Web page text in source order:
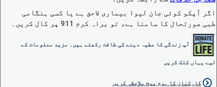
اگر آپکو کوئی جان لیوا بیماری لاحق ہے یا کسی ہنگامی
طبی صورتحال کا سامنا ہے، تو براہ کرم 911 پر کال کریں۔
آپ زندگی کا عطیہ دینے کی طاقت رکھتے ہیں۔ مزید معلومات کے
لیے یہاں کلک کریں
کارکنان کا ہوم پیج ملاحظہ کریں